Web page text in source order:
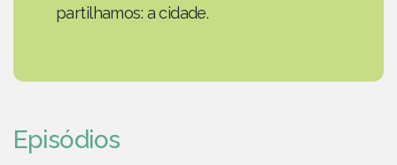
partilhamos: a cidade.
Episódios